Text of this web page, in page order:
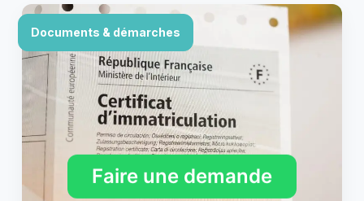
Documents & démarches
Faire une demande